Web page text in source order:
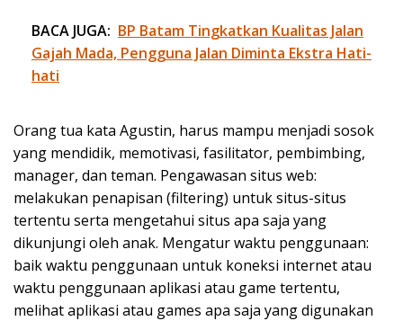
BACA JUGA: BP Batam Tingkatkan Kualitas Jalan
Gajah Mada, Pengguna Jalan Diminta Ekstra Hati-
hati
Orang tua kata Agustin, harus mampu menjadi sosok
yang mendidik, memotivasi, fasilitator, pembimbing,
manager, dan teman. Pengawasan situs web:
melakukan penapisan (filtering) untuk situs-situs
tertentu serta mengetahui situs apa saja yang
dikunjungi oleh anak. Mengatur waktu penggunaan:
baik waktu penggunaan untuk koneksi internet atau
waktu penggunaan aplikasi atau game tertentu,
melihat aplikasi atau games apa saja yang digunakan